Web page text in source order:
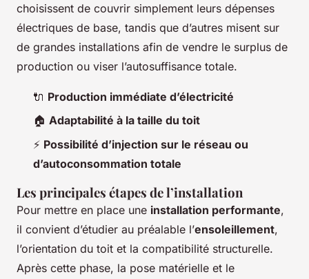
choisissent de couvrir simplement leurs dépenses
électriques de base, tandis que d’autres misent sur
de grandes installations afin de vendre le surplus de
production ou viser l’autosuffisance totale.
🔌 Production immédiate d’électricité
🏠 Adaptabilité à la taille du toit
⚡ Possibilité d’injection sur le réseau ou
d’autoconsommation totale
Les principales étapes de l’installation
Pour mettre en place une installation performante,
il convient d’étudier au préalable l’ensoleillement,
l’orientation du toit et la compatibilité structurelle.
Après cette phase, la pose matérielle et le